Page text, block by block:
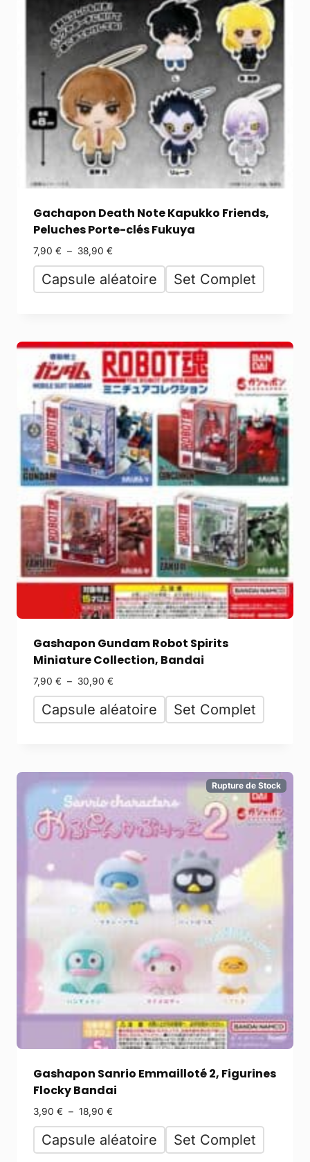
Gachapon Death Note Kapukko Friends,
Peluches Porte-clés Fukuya
7,90 € – 38,90 €
Capsule aléatoire Set Complet
Gashapon Gundam Robot Spirits
Miniature Collection, Bandai
7,90 € – 30,90 €
Capsule aléatoire Set Complet
Rupture de Stock
Gashapon Sanrio Emmailloté 2, Figurines
Flocky Bandai
3,90 € – 18,90 €
Capsule aléatoire Set Complet